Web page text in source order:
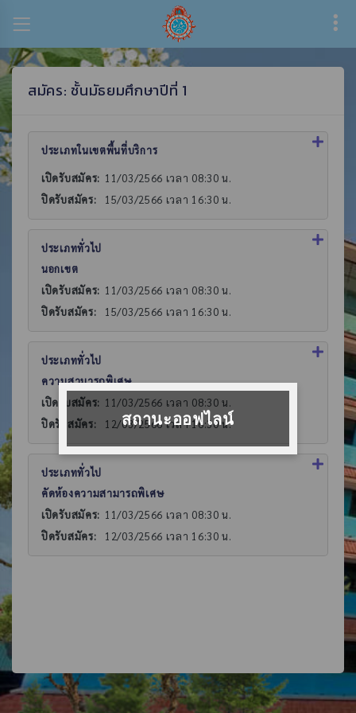
สมัคร: ชั้นมัธยมศึกษาปีที่ 1
ประเภทในเขตพื้นที่บริการ
เปิดรับสมัคร: 11/03/2566 เวลา 08:30 น.
ปิดรับสมัคร:
15/03/2566 เวลา 16:30 น.
ประเภททั่วไป
นอกเขต
เปิดรับสมัคร: 11/03/2566 เวลา 08:30 น.
ปิดรับสมัคร:
15/03/2566 เวลา 16:30 น.
ประเภททั่วไป
ความสามารถพิเศษ
เปิดรับสมัคร: 11/03/2566 เวลา 08:30 น.
ปิดรับสมัคร:
12/03/2566 เวลา 16:30 น.
ประเภททั่วไป
คัดห้องความสามารถพิเศษ
เปิดรับสมัคร: 11/03/2566 เวลา 08:30 น.
ปิดรับสมัคร:
12/03/2566 เวลา 16:30 น.
สถานะออฟไลน์